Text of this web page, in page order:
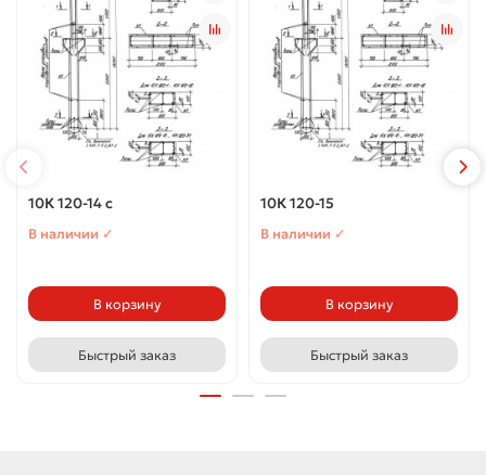
10К 120-14 с
В наличии ✓
В корзину
Быстрый заказ
10К 120-15
В наличии ✓
В корзину
Быстрый заказ